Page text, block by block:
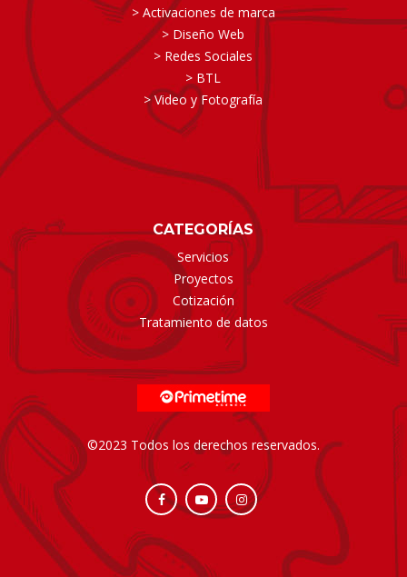
> Activaciones de marca
> Diseño Web
> Redes Sociales
> BTL
> Video y Fotografía
CATEGORÍAS
Servicios
Proyectos
Cotización
Tratamiento de datos
©2023 Todos los derechos reservados.